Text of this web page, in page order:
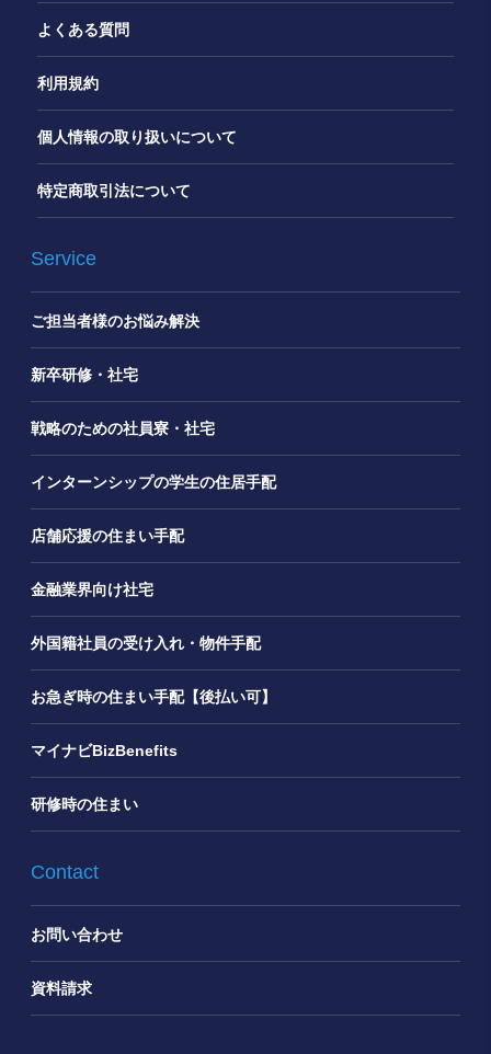
よくある質問
利用規約
個人情報の取り扱いについて
特定商取引法について
Service
ご担当者様のお悩み解決
新卒研修・社宅
戦略のための社員寮・社宅
インターンシップの学生の住居手配
店舗応援の住まい手配
金融業界向け社宅
外国籍社員の受け入れ・物件手配
お急ぎ時の住まい手配【後払い可】
マイナビBizBenefits
研修時の住まい
Contact
お問い合わせ
資料請求